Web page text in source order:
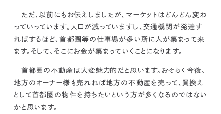
ただ、以前にもお伝えしましたが、 マーケットはどんどん変わ
っていっています。 人口が減っていますし、交通機関が発達す
ればするほど、首都圏等の仕事場が多い所に人が集まって来
ます。そして、そこにお金が集まっていくことになります。
首都圏の不動産は大変魅力的だと思います。おそらく今後、
地方のオーナー様も売れれば地方の不動産を売って、買換え
として首都圏の物件を持ちたいという方が多くなるのではない
かと思います。